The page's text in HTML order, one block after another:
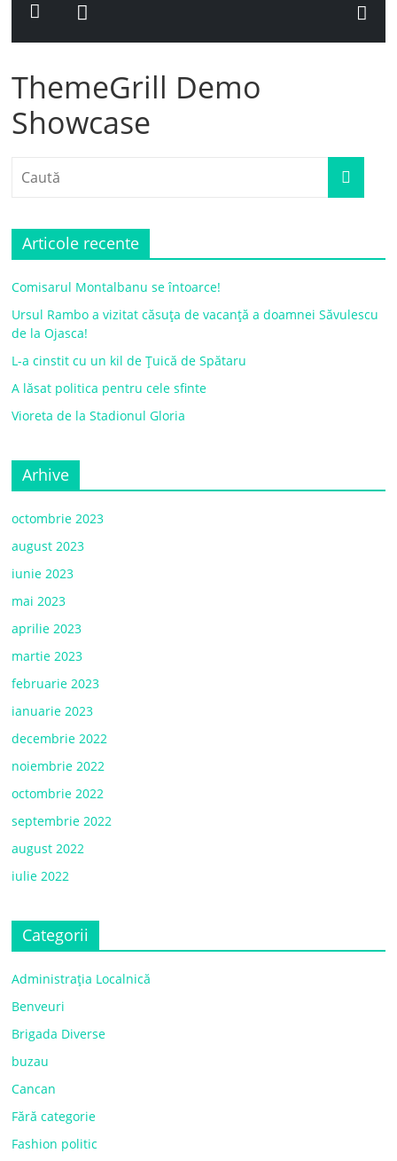
ThemeGrill Demo
Showcase
Articole recente
Comisarul Montalbanu se întoarce!
Ursul Rambo a vizitat căsuța de vacanță a doamnei Săvulescu
de la Ojasca!
L-a cinstit cu un kil de Țuică de Spătaru
A lăsat politica pentru cele sfinte
Vioreta de la Stadionul Gloria
Arhive
octombrie 2023
august 2023
iunie 2023
mai 2023
aprilie 2023
martie 2023
februarie 2023
ianuarie 2023
decembrie 2022
noiembrie 2022
octombrie 2022
septembrie 2022
august 2022
iulie 2022
Categorii
Administrația Localnică
Benveuri
Brigada Diverse
buzau
Cancan
Fără categorie
Fashion politic